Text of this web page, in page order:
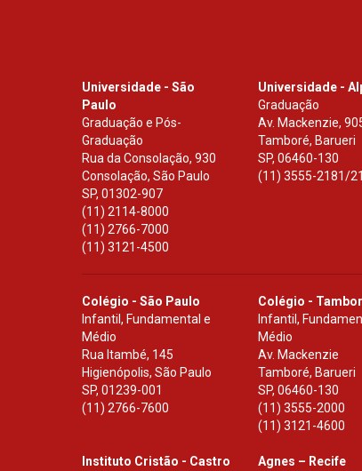
Universidade - São
Paulo
Graduação e Pós-
Graduação
Rua da Consolação, 930
Consolação, São Paulo
SP, 01302-907
(11) 2114-8000
(11) 2766-7000
(11) 3121-4500
Universidade -
Graduação
Av. Mackenzie,
Tamboré, Barueri
SP,06460-130
(11) 3555-2181/
Colégio - São Paulo
Infantil, Fundamental e
Médio
Rua Itambé, 145
Higienópolis, São Paulo
SP, 01239-001
(11) 2766-7600
Colégio -
Infantil,
Médio
Av. Mackenzie
Tamboré, Barueri
SP,06460-130
(11) 3555-2000
(11) 3121-4600
Instituto Cristão - Castro Agnes – Recife